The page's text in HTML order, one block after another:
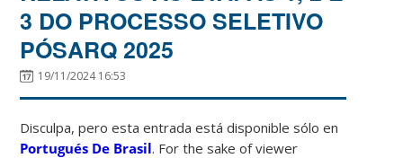
3 DO PROCESSO SELETIVO
PÓSARQ 2025
19/11/2024 16:53
Disculpa, pero esta entrada está disponible sólo en
Portugués De Brasil. For the sake of viewer